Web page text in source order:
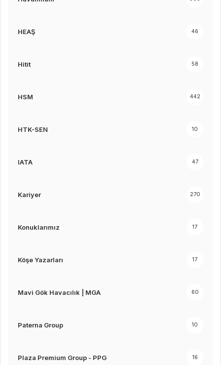
HEAŞ 46
Hitit 58
HSM 442
HTK-SEN 10
IATA 47
Kariyer 270
Konuklarımız 17
Köşe Yazarları 17
Mavi Gök Havacılık | MGA 60
Paterna Group 10
Plaza Premium Group - PPG 16